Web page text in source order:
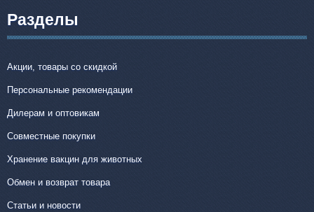
Разделы
Акции, товары со скидкой
Персональные рекомендации
Дилерам и оптовикам
Совместные покупки
Хранение вакцин для животных
Обмен и возврат товара
Статьи и новости